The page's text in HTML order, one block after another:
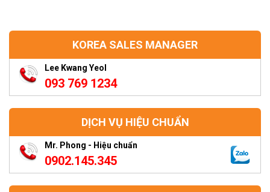
KOREA SALES MANAGER
Lee Kwang Yeol
093 769 1234
DỊCH VỤ HIỆU CHUẨN
Mr. Phong - Hiệu chuẩn
0902.145.345